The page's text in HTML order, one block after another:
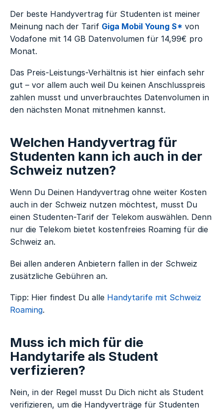
Der beste Handyvertrag für Studenten ist meiner
Meinung nach der Tarif Giga Mobil Young S* von
Vodafone mit 14 GB Datenvolumen für 14,99€ pro
Monat.
Das Preis-Leistungs-Verhältnis ist hier einfach sehr
gut – vor allem auch weil Du keinen Anschlusspreis
zahlen musst und unverbrauchtes Datenvolumen in
den nächsten Monat mitnehmen kannst.
Welchen Handyvertrag für
Studenten kann ich auch in der
Schweiz nutzen?
Wenn Du Deinen Handyvertrag ohne weiter Kosten
auch in der Schweiz nutzen möchtest, musst Du
einen Studenten-Tarif der Telekom auswählen. Denn
nur die Telekom bietet kostenfreies Roaming für die
Schweiz an.
Bei allen anderen Anbietern fallen in der Schweiz
zusätzliche Gebühren an.
Tipp: Hier findest Du alle Handytarife mit Schweiz
Roaming.
Muss ich mich für die
Handytarife als Student
verfizieren?
Nein, in der Regel musst Du Dich nicht als Student
verifizieren, um die Handyverträge für Studenten